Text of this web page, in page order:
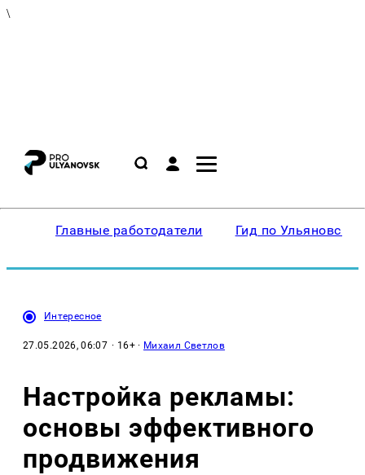
\
Главные работодатели Гид по Ульяновску
Интересное
27.05.2026, 06:07 · 16+ · Михаил Светлов
Настройка рекламы:
основы эффективного
продвижения